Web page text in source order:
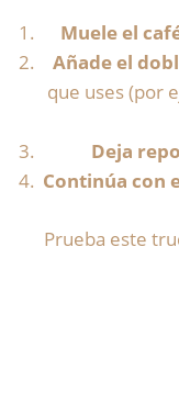
Muele el
Añade el
que uses (por
Deja
Continúa con
Prueba este